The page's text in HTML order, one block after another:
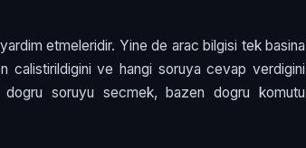
etmeleridir. Yine de arac bilgisi tek basina
calistirildigini ve hangi soruya cevap verdigini
soruyu secmek, bazen dogru komutu